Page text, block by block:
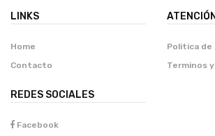
LINKS
Home
Contacto
Politica de
Terminos
REDES SOCIALES
Facebook